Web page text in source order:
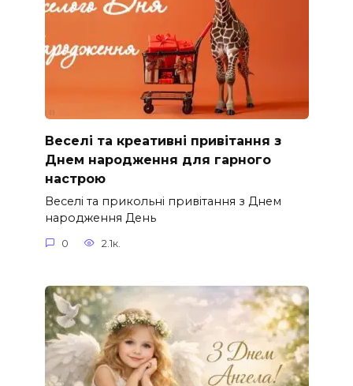
Веселі та креативні привітання з
Днем народження для гарного
настрою
Веселі та прикольні привітання з Днем
народження День
0 2.1к.